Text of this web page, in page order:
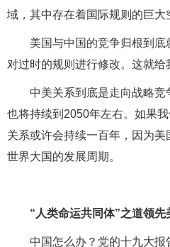
域，其中存在着国际规则的巨大
美国与中国的竞争归根到
对过时的规则进行修改。这就给
中美关系到底是走向战略
也将持续到2050年左右。如果
关系或许会持续一百年，因为
世界大国的发展周期。
“人类命运共同体”之道领
中国怎么办？党的十九大